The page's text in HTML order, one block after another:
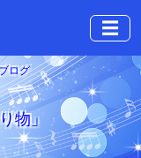
☰
ログ
物」